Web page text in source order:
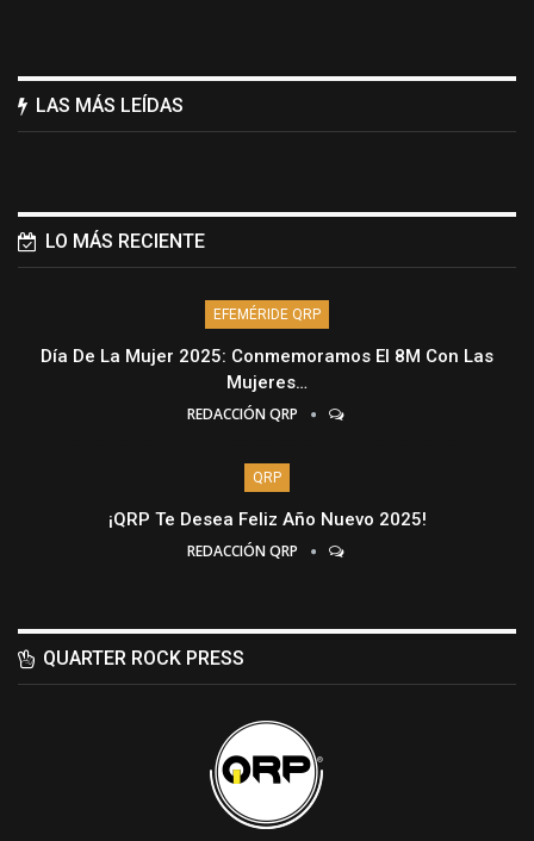
LAS MÁS LEÍDAS
LO MÁS RECIENTE
EFEMÉRIDE QRP
Día De La Mujer 2025: Conmemoramos El 8M Con Las
Mujeres…
REDACCIÓN QRP
QRP
¡QRP Te Desea Feliz Año Nuevo 2025!
REDACCIÓN QRP
QUARTER ROCK PRESS